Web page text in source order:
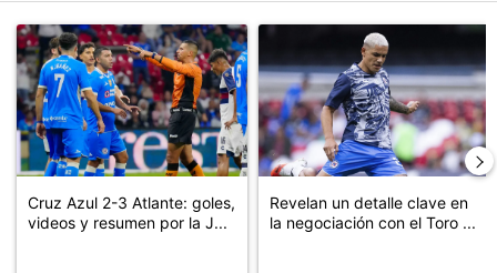
Un artículo de tendencia con el título "Cruz Azul 2-3 Atlante:
Cruz Azul 2-3 Atlante: goles,
videos y resumen por la J...
Un artículo de tendencia con
Revelan un detalle clave en
la negociación con el Toro ...